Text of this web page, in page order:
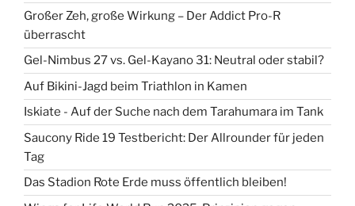
Großer Zeh, große Wirkung – Der Addict Pro-R
überrascht
Gel-Nimbus 27 vs. Gel-Kayano 31: Neutral oder stabil?
Auf Bikini-Jagd beim Triathlon in Kamen
Iskiate - Auf der Suche nach dem Tarahumara im Tank
Saucony Ride 19 Testbericht: Der Allrounder für jeden
Tag
Das Stadion Rote Erde muss öffentlich bleiben!